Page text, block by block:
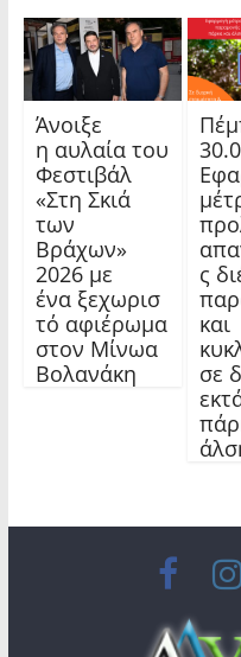
Άνοιξε
η αυλαία του
Φεστιβάλ
«Στη Σκιά
των
Βράχων»
2026 με
ένα ξεχωρισ
τό αφιέρωμα
στον Μίνωα
Βολανάκη
ς
και
σε